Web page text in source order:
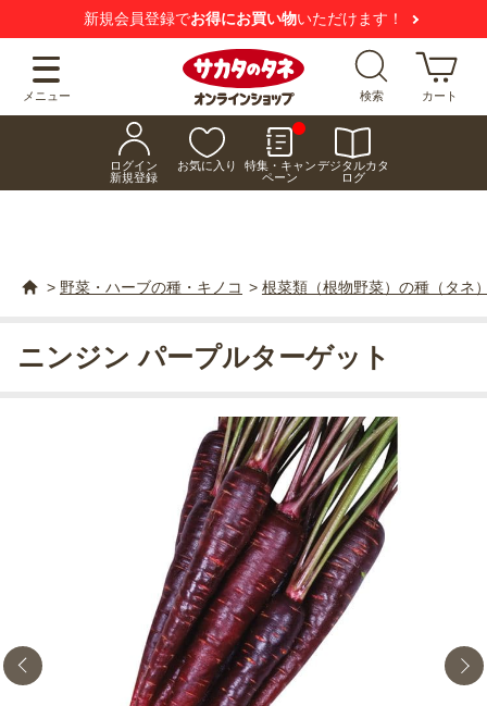
新規会員登録でお得にお買い物いただけます！
メニュー 検索 カート
ログイン
新規登録
お気に入り
特集・キャン
ペーン
デジタルカタ
ログ
> 野菜・ハーブの種・キノコ > 根菜類（根物野菜）の種（タネ
ニンジン パープルターゲット